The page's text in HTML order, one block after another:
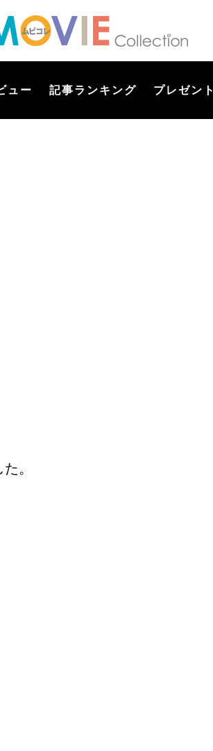
ュー 記事ランキング プレゼント
。